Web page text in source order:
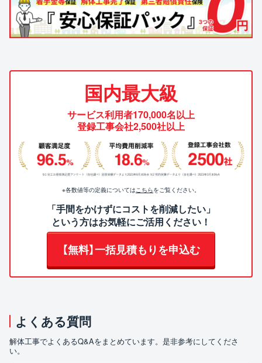
国内最大級
サービス利用者170,000名以上
登録工事会社2,500社以上
※各数値等の定義についてはこちらをご覧ください。
「手間をかけずにコストを削減したい」
という方はお気軽にご活用ください！
【無料】一括見積もりを申込む
よくある質問
解体工事でよくあるQ&Aをまとめています。是非参考にしてくださ
い。